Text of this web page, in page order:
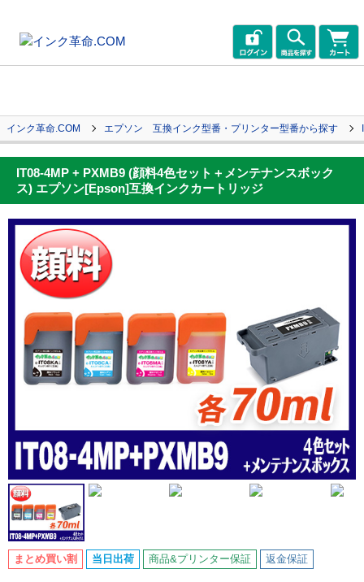
インク革命.COM エプソン 互換インク型番・プリンター型番から探す
IT08-4MP + PXMB9 (顔料4色セット＋メンテナンスボック
ス) エプソン[Epson]互換インクカートリッジ
まとめ買い割 当日出荷 商品&プリンター保証 返金保証